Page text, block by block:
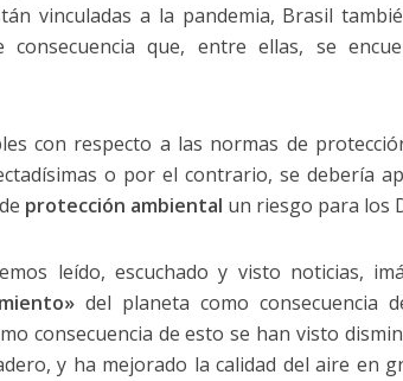
vinculadas a la pandemia, Brasil
consecuencia que, entre ellas, se
con respecto a las normas de
o por el contrario, se debería
protección ambiental un riesgo para los
leído, escuchado y visto noticias,
del planeta como consecuencia
consecuencia de esto se han visto
y ha mejorado la calidad del aire en